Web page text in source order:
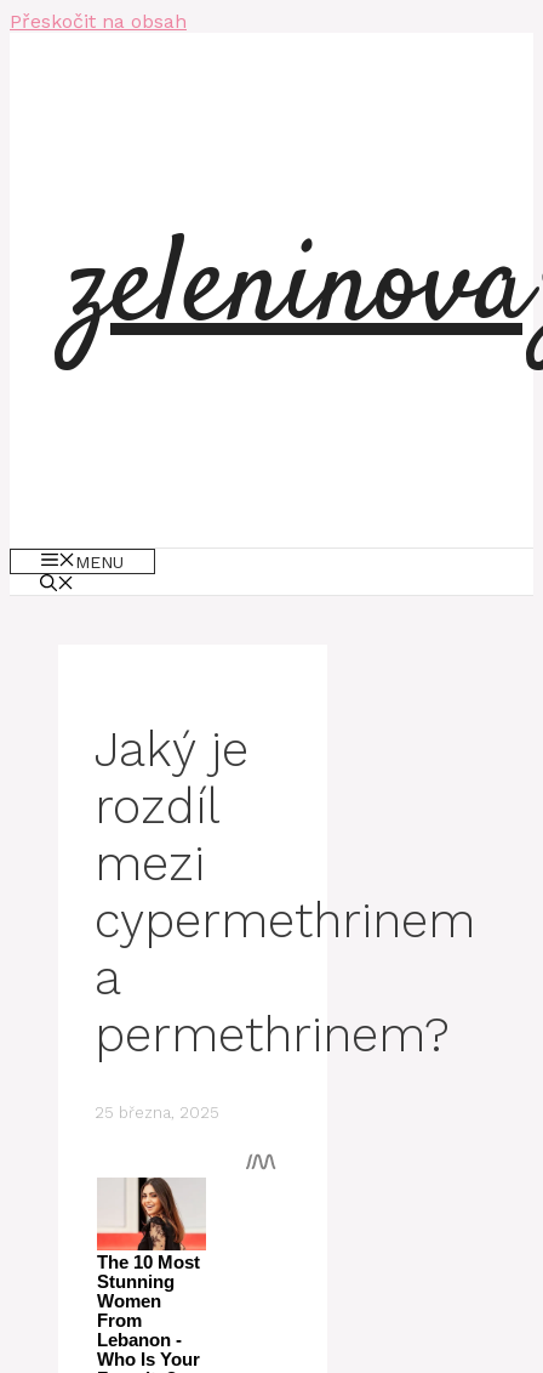
Přeskočit na obsah
MENU
Jaký je
rozdíl
mezi
cypermethrinem
a
permethrinem?
25 března, 2025